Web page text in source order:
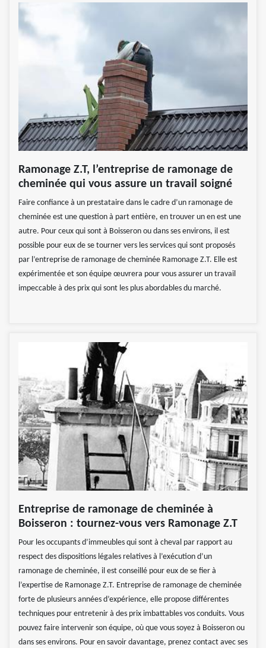
Ramonage Z.T, l’entreprise de ramonage de
cheminée qui vous assure un travail soigné
Faire confiance à un prestataire dans le cadre d’un ramonage de
cheminée est une question à part entière, en trouver un en est une
autre. Pour ceux qui sont à Boisseron ou dans ses environs, il est
possible pour eux de se tourner vers les services qui sont proposés
par l’entreprise de ramonage de cheminée Ramonage Z.T. Elle est
expérimentée et son équipe œuvrera pour vous assurer un travail
impeccable à des prix qui sont les plus abordables du marché.
Entreprise de ramonage de cheminée à
Boisseron : tournez-vous vers Ramonage Z.T
Pour les occupants d’immeubles qui sont à cheval par rapport au
respect des dispositions légales relatives à l’exécution d’un
ramonage de cheminée, il est conseillé pour eux de se fier à
l’expertise de Ramonage Z.T. Entreprise de ramonage de cheminée
forte de plusieurs années d’expérience, elle propose différentes
techniques pour entretenir à des prix imbattables vos conduits. Vous
pouvez faire intervenir son équipe, où que vous soyez à Boisseron ou
dans ses environs. Pour en savoir davantage, prenez contact avec ses